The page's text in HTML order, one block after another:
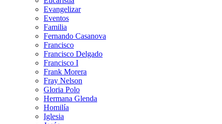
Evangelizar
Eventos
Familia
Fernando Casanova
Francisco
Francisco Delgado
Francisco I
Frank Morera
Fray Nelson
Gloria Polo
Hermana Glenda
Homilía
Iglesia